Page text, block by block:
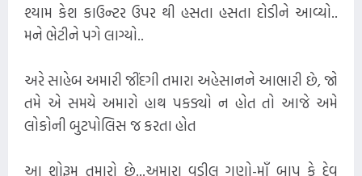
શ્યામ કેશ કાઉન્ટર ઉપર થી હસતા હસતા દોડીને આવ્યો..
મને ભેટીને પગે લાગ્યો..
અરે સાહેબ અમારી જીંદગી તમારા અહેસાનને આભારી છે, જો
તમે એ સમયે અમારો હાથ પકડ્યો ન હોત તો આજે અમે
લોકોની બુટપોલિસ જ કરતા હોત
આ શોરૂમ તમારો છે...અમારા વડીલ ગણો-માઁ બાપ કે દેવ